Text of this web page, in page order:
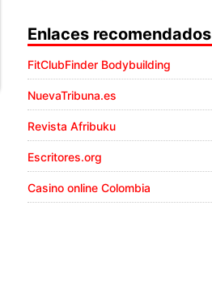
Enlaces recomendados
FitClubFinder Bodybuilding
NuevaTribuna.es
Revista Afribuku
Escritores.org
Casino online Colombia